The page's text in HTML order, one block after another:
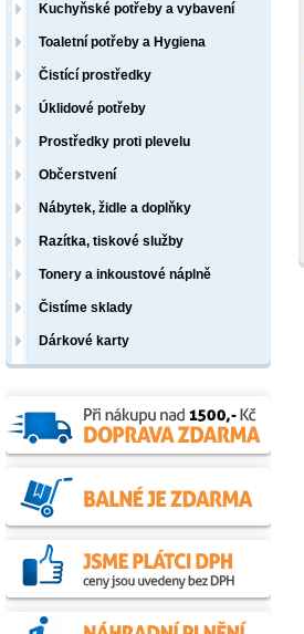
Kuchyňské potřeby a vybavení
Toaletní potřeby a Hygiena
Čistící prostředky
Úklidové potřeby
Prostředky proti plevelu
Občerstvení
Nábytek, židle a doplňky
Razítka, tiskové služby
Tonery a inkoustové náplně
Čistíme sklady
Dárkové karty